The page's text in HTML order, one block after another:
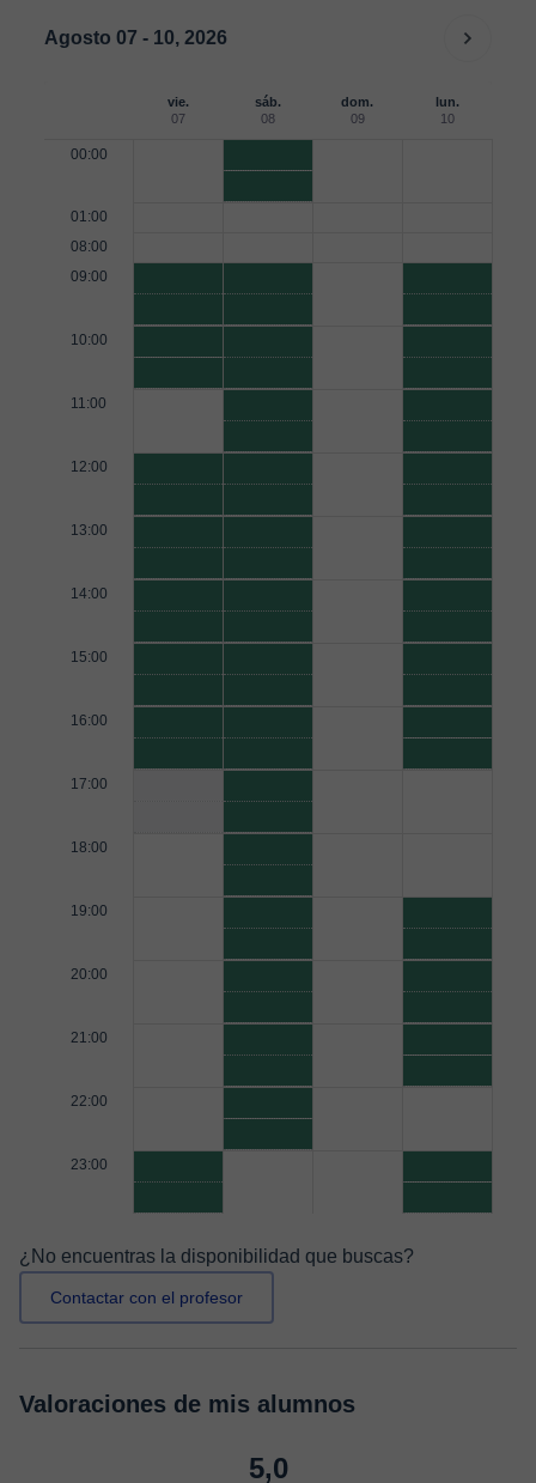
Agosto 07 - 10, 2026
vie.
07
sáb.
08
dom.
09
lun.
10
00:00
01:00
08:00
09:00
10:00
11:00
12:00
13:00
14:00
15:00
16:00
17:00
18:00
19:00
20:00
21:00
22:00
23:00
¿No encuentras la disponibilidad que buscas?
Contactar con el profesor
Valoraciones de mis alumnos
5,0